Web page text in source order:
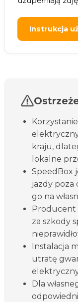
Instrukcja
kraju,
lokalne
SpeedBox
jazdy poza
go na
Producent
za szkody
Instalacja
utratę
Dla